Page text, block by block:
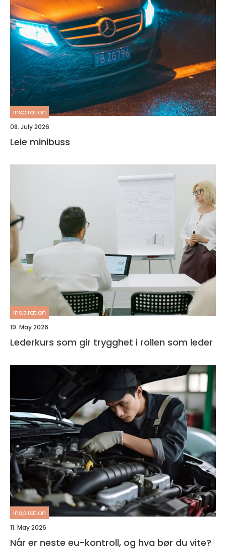
inspiration
08. July 2026
Leie minibuss
inspiration
19. May 2026
Lederkurs som gir trygghet i rollen som leder
inspiration
11. May 2026
Når er neste eu-kontroll, og hva bør du vite?